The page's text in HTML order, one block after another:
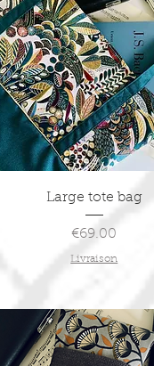
Quick View
Large tote bag
Price
€69.00
Livraison